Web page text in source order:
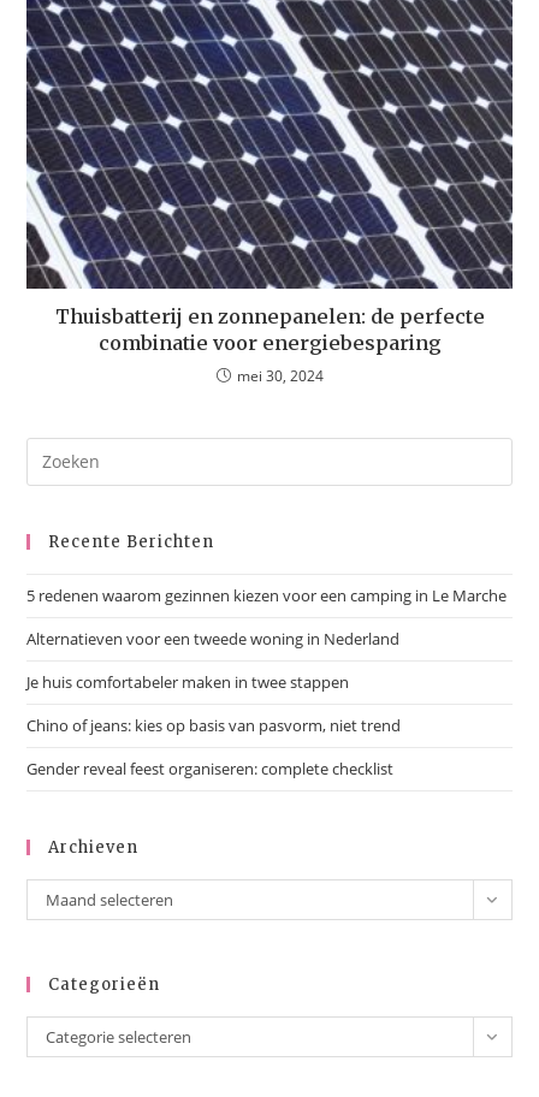
Thuisbatterij en zonnepanelen: de perfecte
combinatie voor energiebesparing
mei 30, 2024
Recente Berichten
5 redenen waarom gezinnen kiezen voor een camping in Le Marche
Alternatieven voor een tweede woning in Nederland
Je huis comfortabeler maken in twee stappen
Chino of jeans: kies op basis van pasvorm, niet trend
Gender reveal feest organiseren: complete checklist
Archieven
Maand selecteren
Categorieën
Categorie selecteren